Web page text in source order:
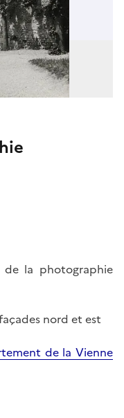
la photographie
nord et est
de la Vienne